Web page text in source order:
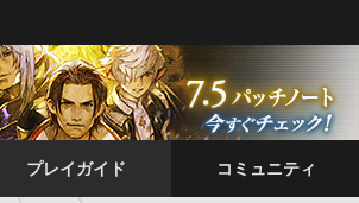
プレイガイド コミュニティ